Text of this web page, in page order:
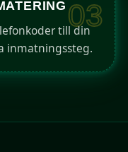
03
till din
inmatningssteg.